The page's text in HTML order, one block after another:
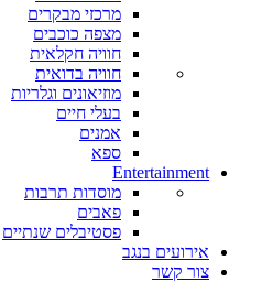
מרכזי מבקרים
מצפה כוכבים
חוויה חקלאית
חוויה בדואית
מוזיאונים וגלריות
בעלי חיים
אמנים
ספא
Entertainment
מוסדות תרבות
פאבים
פסטיבלים שנתיים
אירועים בנגב
צור קשר